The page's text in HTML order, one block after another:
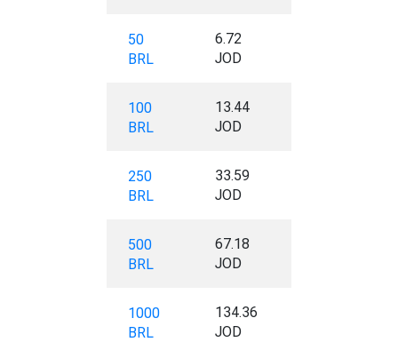
50
BRL
6.72
JOD
100
BRL
13.44
JOD
250
BRL
33.59
JOD
500
BRL
67.18
JOD
1000
BRL
134.36
JOD